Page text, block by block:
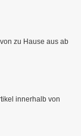
zu Hause aus ab
innerhalb von